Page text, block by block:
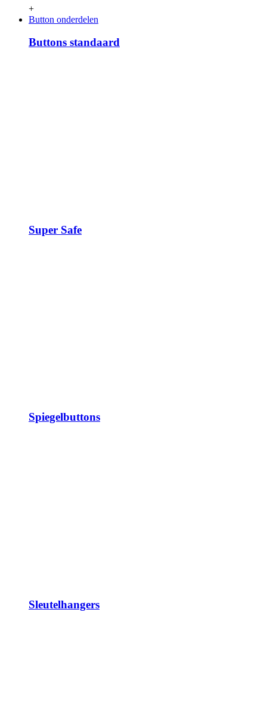
+
Button onderdelen
Buttons standaard
Super Safe
Spiegelbuttons
Sleutelhangers